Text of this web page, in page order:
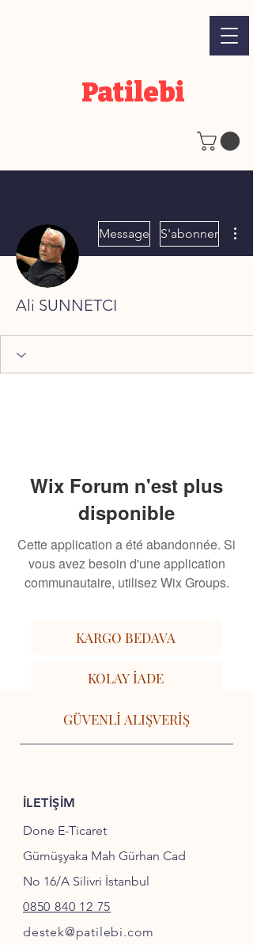
Patilebi
Message S'abonner
Ali SUNNETCI
Wix Forum n'est plus
disponible
Cette application a été abandonnée. Si
vous avez besoin d'une application
communautaire, utilisez Wix Groups.
KARGO BEDAVA
KOLAY İADE
GÜVENLİ ALIŞVERİŞ
İLETİŞİM
Done E-Ticaret
Gümüşyaka Mah Gürhan Cad
No 16/A Silivri İstanbul
0850 840 12 75
destek@patilebi.com